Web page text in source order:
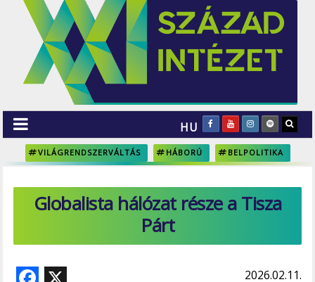
HU
VILÁGRENDSZERVÁLTÁS HÁBORÚ BELPOLITIKA
Globalista hálózat része a Tisza
Párt
2026.02.11.